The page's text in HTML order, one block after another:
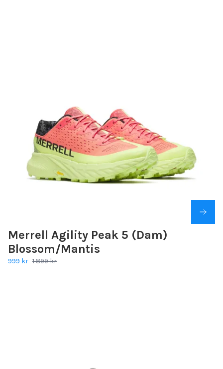
Merrell Agility Peak 5 (Dam)
Blossom/Mantis
999 kr 1 899 kr